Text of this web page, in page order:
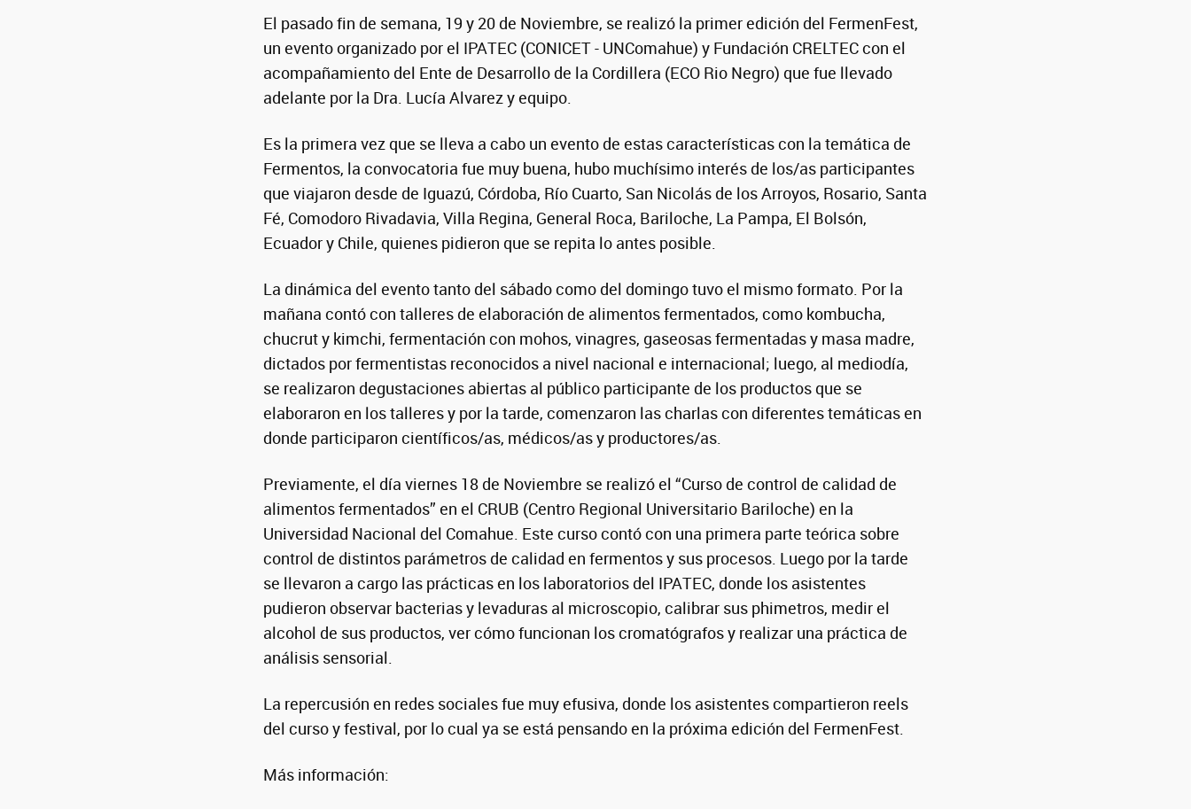
El pasado fin de semana, 19 y 20 de Noviembre, se realizó la primer edición del FermenFest,
un evento organizado por el IPATEC (CONICET - UNComahue) y Fundación CRELTEC con el
acompañamiento del Ente de Desarrollo de la Cordillera (ECO Rio Negro) que fue llevado
adelante por la Dra. Lucía Alvarez y equipo.
Es la primera vez que se lleva a cabo un evento de estas características con la temática de
Fermentos, la convocatoria fue muy buena, hubo muchísimo interés de los/as participantes
que viajaron desde de Iguazú, Córdoba, Río Cuarto, San Nicolás de los Arroyos, Rosario, Santa
Fé, Comodoro Rivadavia, Villa Regina, General Roca, Bariloche, La Pampa, El Bolsón,
Ecuador y Chile, quienes pidieron que se repita lo antes posible.
La dinámica del evento tanto del sábado como del domingo tuvo el mismo formato. Por la
mañana contó con talleres de elaboración de alimentos fermentados, como kombucha,
chucrut y kimchi, fermentación con mohos, vinagres, gaseosas fermentadas y masa madre,
dictados por fermentistas reconocidos a nivel nacional e internacional; luego, al mediodía,
se realizaron degustaciones abiertas al público participante de los productos que se
elaboraron en los talleres y por la tarde, comenzaron las charlas con diferentes temáticas en
donde participaron científicos/as, médicos/as y productores/as.
Previamente, el día viernes 18 de Noviembre se realizó el “Curso de control de calidad de
alimentos fermentados” en el CRUB (Centro Regional Universitario Bariloche) en la
Universidad Nacional del Comahue. Este curso contó con una primera parte teórica sobre
control de distintos parámetros de calidad en fermentos y sus procesos. Luego por la tarde
se llevaron a cargo las prácticas en los laboratorios del IPATEC, donde los asistentes
pudieron observar bacterias y levaduras al microscopio, calibrar sus phimetros, medir el
alcohol de sus productos, ver cómo funcionan los cromatógrafos y realizar una práctica de
análisis sensorial.
La repercusión en redes sociales fue muy efusiva, donde los asistentes compartieron reels
del curso y festival, por lo cual ya se está pensando en la próxima edición del FermenFest.
Más información: